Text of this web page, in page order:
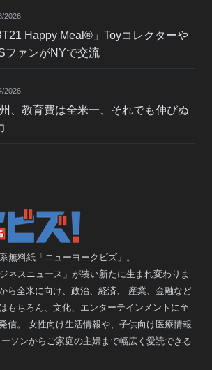
2026
Happy Meal®」Toyコレクターや
ファンがNYで交流
2026
、教育費は全米一、それでも伸びぬ
無料紙「ニューヨークビズ」。
ネスニュース」が装い新たに生まれ変わりま
ら全米に向け、政治、経済、 産業、金融など
もちろん、文化、エンターテインメントに至
信。 女性向け生活情報や、子供向け医療情報
ソンからご家庭の主婦まで幅広く愛読できる